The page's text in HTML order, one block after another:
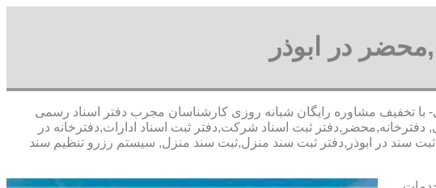
در ابوذر
پورعباسی- با تخفیف مشاوره رايگان شبانه روزی کارشناسان مجرب دفتر اسناد رسمی
ثبت اسناد شرکت,دفتر ثبت اسناد ادارات,دفترخانه در
ثبت سند در ابوذر,دفتر ثبت سند منزل,ثبت سند منزل, سیستم رزرو تنظیم سند